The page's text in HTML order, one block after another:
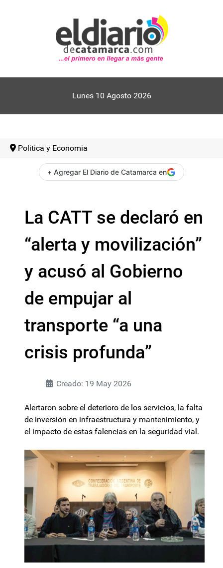
Lunes 10 Agosto 2026
Politica y Economia
+ Agregar El Diario de Catamarca en
La CATT se declaró en
“alerta y movilización”
y acusó al Gobierno
de empujar al
transporte “a una
crisis profunda”
Creado: 19 May 2026
Alertaron sobre el deterioro de los servicios, la falta
de inversión en infraestructura y mantenimiento, y
el impacto de estas falencias en la seguridad vial.